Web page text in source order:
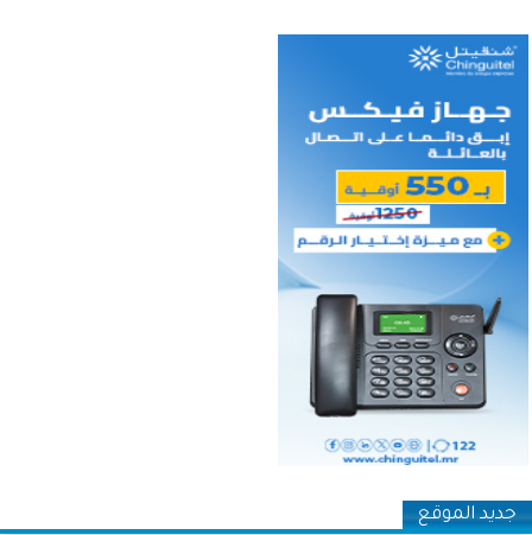
جديد الموقع